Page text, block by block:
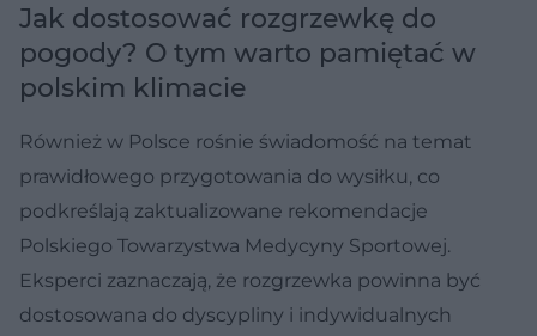
Jak dostosować rozgrzewkę do
pogody? O tym warto pamiętać w
polskim klimacie
Również w Polsce rośnie świadomość na temat
prawidłowego przygotowania do wysiłku, co
podkreślają zaktualizowane rekomendacje
Polskiego Towarzystwa Medycyny Sportowej.
Eksperci zaznaczają, że rozgrzewka powinna być
dostosowana do dyscypliny i indywidualnych